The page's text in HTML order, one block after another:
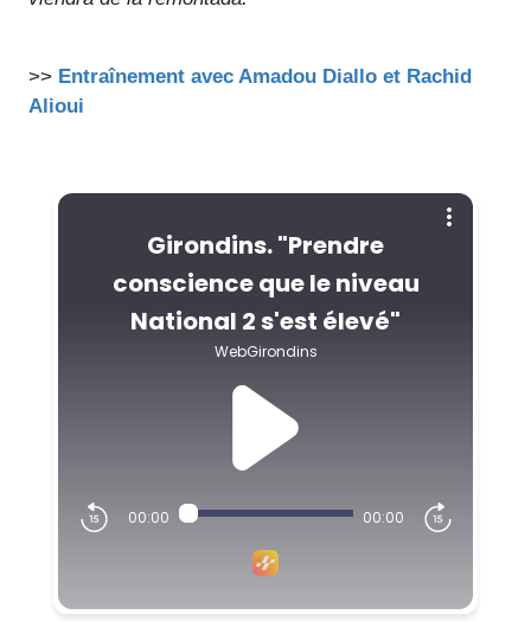
>> Entraînement avec Amadou Diallo et Rachid
Alioui